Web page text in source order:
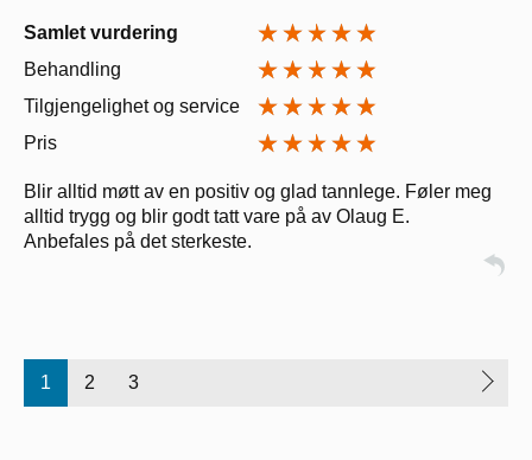
Samlet vurdering
Behandling
Tilgjengelighet og service
Pris
Blir alltid møtt av en positiv og glad tannlege. Føler meg
alltid trygg og blir godt tatt vare på av Olaug E.
Anbefales på det sterkeste.
1 2 3